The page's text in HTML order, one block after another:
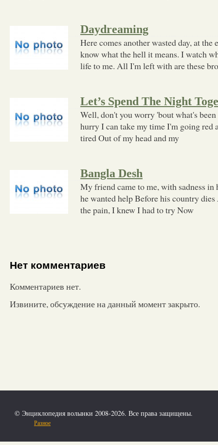
Daydreaming
Here comes another wasted day, at the
know what the hell it means. I watch
life to me. All I'm left with are these
Let’s Spend The Night
Well, don't you worry 'bout what's
hurry I can take my time I'm going red
tired Out of my head and my
Bangla Desh
My friend came to me, with sadness in
he wanted help Before his country
the pain, I knew I had to try Now
Нет комментариев
Комментариев нет.
Извините, обсуждение на данный момент закрыто.
© Энциклопедия волынки 2008-2026. Все права защищены.
Разное